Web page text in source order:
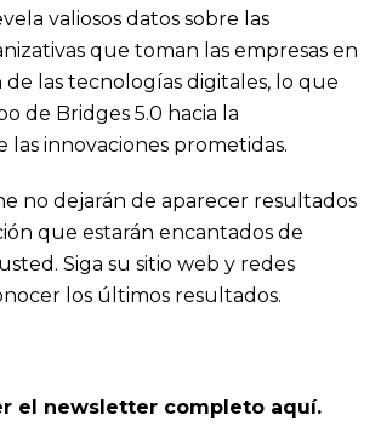
valiosos datos sobre las
que toman las empresas en
de las tecnologías digitales, lo que
de Bridges 5.0 hacia la
las innovaciones prometidas.
no dejarán de aparecer resultados
que estarán encantados de
Siga su sitio web y redes
los últimos resultados.
el newsletter completo aquí.